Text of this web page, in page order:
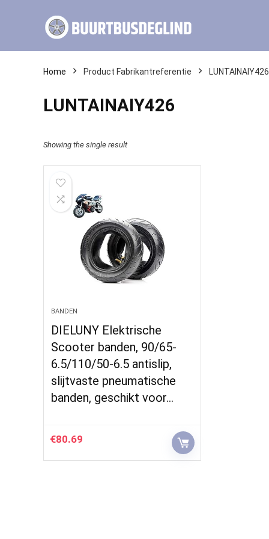
Home Product Fabrikantreferentie LUNTAINAIY426
LUNTAINAIY426
Showing the single result
BANDEN
DIELUNY Elektrische
Scooter banden, 90/65-
6.5/110/50-6.5 antislip,
slijtvaste pneumatische
banden, geschikt voor…
€80.69